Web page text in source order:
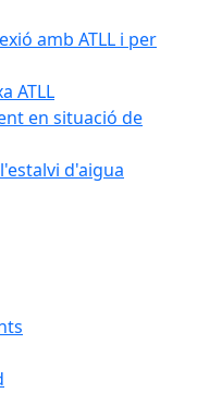
amb ATLL i per
ATLL
en situació de
d'aigua